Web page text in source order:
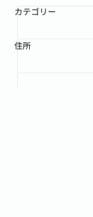
カテゴリー
住所